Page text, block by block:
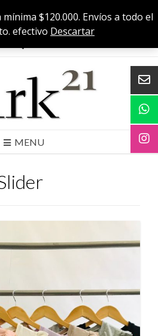
Cuenca 556 C, CABA
$120000. Envíos a todo el país. 5% Dto.
efectivo
MENU
$120.000. Envíos a todo el
efectivo Descartar